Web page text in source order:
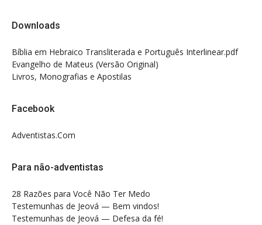
Downloads
Bíblia em Hebraico Transliterada e Português Interlinear.pdf
Evangelho de Mateus (Versão Original)
Livros, Monografias e Apostilas
Facebook
Adventistas.Com
Para não-adventistas
28 Razões para Você Não Ter Medo
Testemunhas de Jeová — Bem vindos!
Testemunhas de Jeová — Defesa da fé!